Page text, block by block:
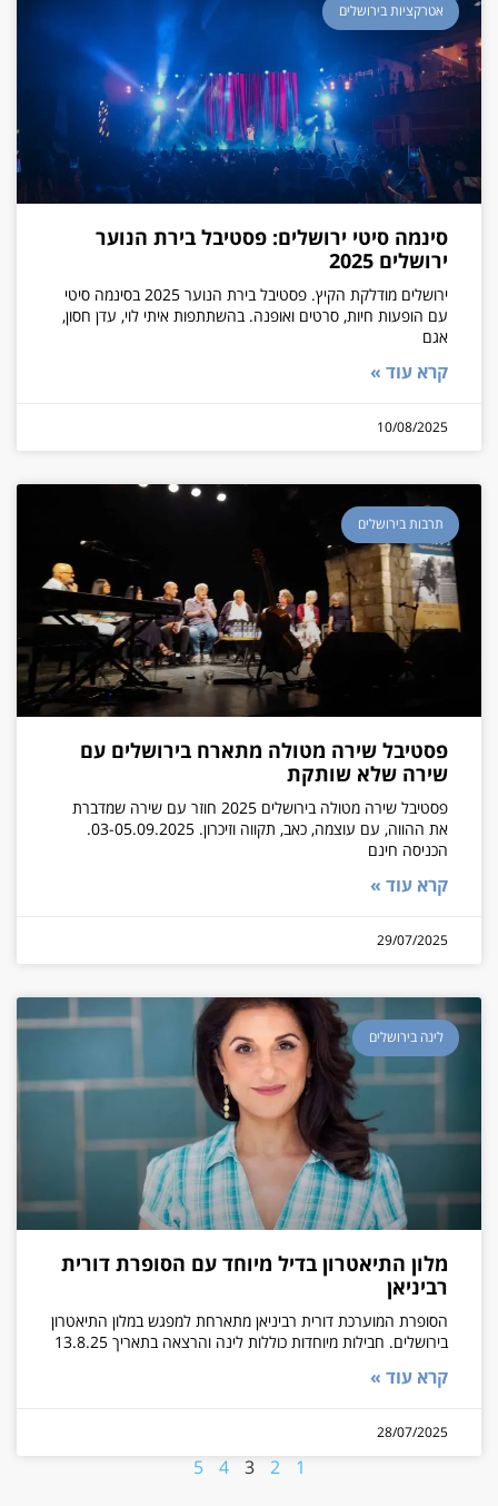
אטרקציות בירושלים
סינמה סיטי ירושלים: פסטיבל בירת הנוער
ירושלים 2025
ירושלים מודלקת הקיץ. פסטיבל בירת הנוער 2025 בסינמה סיטי
עם הופעות חיות, סרטים ואופנה. בהשתתפות איתי לוי, עדן חסון,
אגם
קרא עוד »
10/08/2025
תרבות בירושלים
פסטיבל שירה מטולה מתארח בירושלים עם
שירה שלא שותקת
פסטיבל שירה מטולה בירושלים 2025 חוזר עם שירה שמדברת
את ההווה, עם עוצמה, כאב, תקווה וזיכרון. 03-05.09.2025.
הכניסה חינם
קרא עוד »
29/07/2025
לינה בירושלים
מלון התיאטרון בדיל מיוחד עם הסופרת דורית
רביניאן
הסופרת המוערכת דורית רביניאן מתארחת למפגש במלון התיאטרון
בירושלים. חבילות מיוחדות כוללות לינה והרצאה בתאריך 13.8.25
קרא עוד »
28/07/2025
1
2
3
4
5